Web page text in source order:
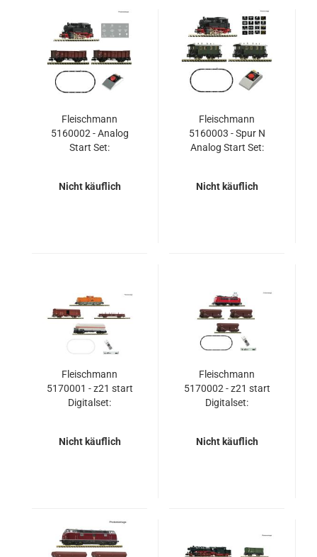
Fleischmann
5160002 - Analog
Start Set:
Nicht käuflich
Fleischmann
5160003 - Spur N
Analog Start Set:
Nicht käuflich
Fleischmann
5170001 - z21 start
Digitalset:
Nicht käuflich
Fleischmann
5170002 - z21 start
Digitalset:
AG
Nicht käuflich